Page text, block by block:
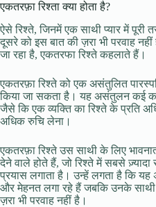
एकतरफ़ा रिश्ता क्या होता है?
ऐसे रिश्ते, जिनमें एक साथी प्यार में पूरी
दूसरे को इस बात की ज़रा भी परवाह नहीं
जा रहा है, एकतरफा रिश्ते कहलाते हैं।
एकतरफ़ा रिश्ते को एक असंतुलित
किया जा सकता है। यह असंतुलन कई
जैसे कि एक व्यक्ति का रिश्ते के प्रति
अधिक रुचि लेना।
एकतरफ़ा रिश्ते उस साथी के लिए
देने वाले होते हैं, जो रिश्ते में सबसे
प्रयास लगाता है। उन्हें लगता है कि यह
और मेहनत लगा रहे हैं जबकि उनके
ज़रा भी परवाह नहीं है।